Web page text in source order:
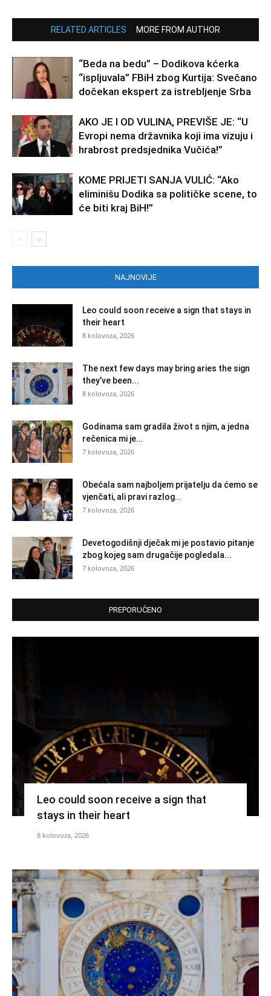
RELATED ARTICLES MORE FROM AUTHOR
“Beda na bedu” – Dodikova kćerka
“ispljuvala” FBiH zbog Kurtija: Svečano
dočekan ekspert za istrebljenje Srba
AKO JE I OD VULINA, PREVIŠE JE: “U
Evropi nema državnika koji ima vizuju i
hrabrost predsjednika Vučića!”
KOME PRIJETI SANJA VULIĆ: “Ako
eliminišu Dodika sa političke scene, to
će biti kraj BiH!”
NAJNOVIJE
Leo could soon receive a sign that stays in
their heart
8 kolovoza, 2026
The next few days may bring aries the sign
they’ve been...
8 kolovoza, 2026
Godinama sam gradila život s njim, a jedna
rečenica mi je...
7 kolovoza, 2026
Obećala sam najboljem prijatelju da ćemo se
vjenčati, ali pravi razlog...
7 kolovoza, 2026
Devetogodišnji dječak mi je postavio pitanje
zbog kojeg sam drugačije pogledala...
7 kolovoza, 2026
PREPORUČENO
Leo could soon receive a sign that
stays in their heart
8 kolovoza, 2026